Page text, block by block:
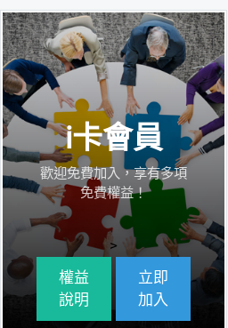
i卡會員
歡迎免費加入，享有多項
免費權益！
>
權益
說明
立即
加入